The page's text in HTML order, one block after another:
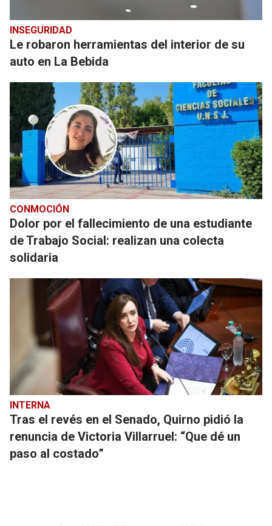
INSEGURIDAD
Le robaron herramientas del interior de su
auto en La Bebida
CONMOCIÓN
Dolor por el fallecimiento de una estudiante
de Trabajo Social: realizan una colecta
solidaria
INTERNA
Tras el revés en el Senado, Quirno pidió la
renuncia de Victoria Villarruel: “Que dé un
paso al costado”